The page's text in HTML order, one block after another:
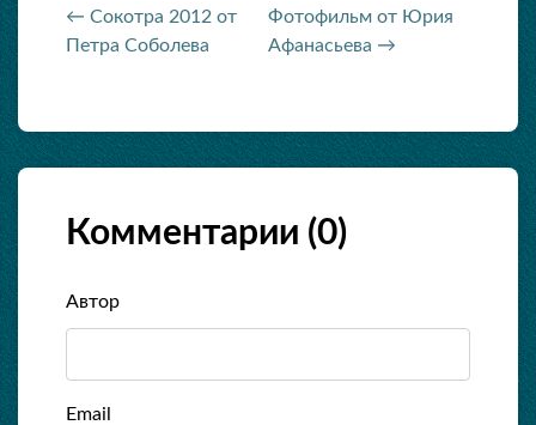
← Сокотра 2012 от
Петра Соболева
Фотофильм от Юрия
Афанасьева →
Комментарии (0)
Автор
Email